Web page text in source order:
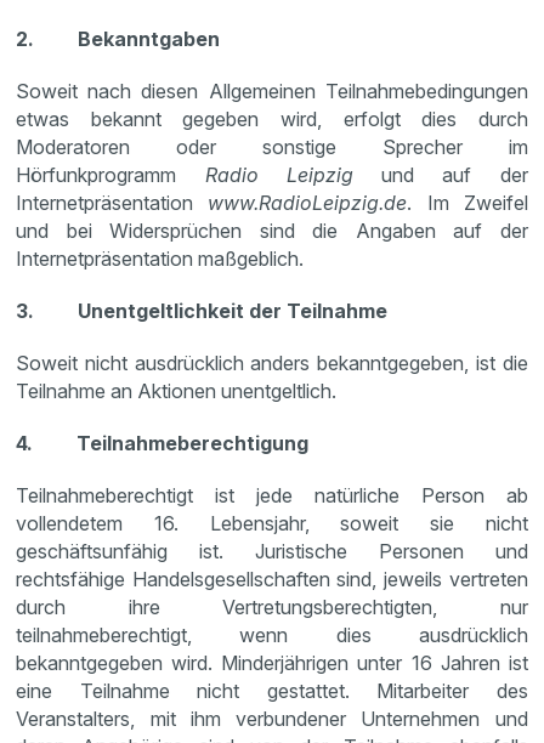
2. Bekanntgaben
Soweit nach diesen Allgemeinen Teilnahmebedingungen
etwas bekannt gegeben wird, erfolgt dies durch
Moderatoren oder sonstige Sprecher im
Hörfunkprogramm Radio Leipzigund auf der
Internetpräsentation www.RadioLeipzig.de. Im Zweifel
und bei Widersprüchen sind die Angaben auf der
Internetpräsentation maßgeblich.
3. Unentgeltlichkeit der Teilnahme
Soweit nicht ausdrücklich anders bekanntgegeben, ist die
Teilnahme an Aktionen unentgeltlich.
4. Teilnahmeberechtigung
Teilnahmeberechtigt ist jede natürliche Person ab
vollendetem 16. Lebensjahr, soweit sie nicht
geschäftsunfähig ist. Juristische Personen und
rechtsfähige Handelsgesellschaften sind, jeweils vertreten
durch ihre Vertretungsberechtigten, nur
teilnahmeberechtigt, wenn dies ausdrücklich
bekanntgegeben wird. Minderjährigen unter 16 Jahren ist
eine Teilnahme nicht gestattet. Mitarbeiter des
Veranstalters, mit ihm verbundener Unternehmen und